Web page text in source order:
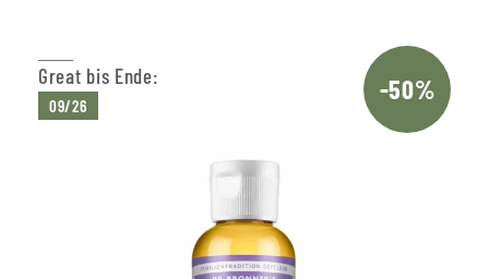
Great bis Ende:
09/26
-50%